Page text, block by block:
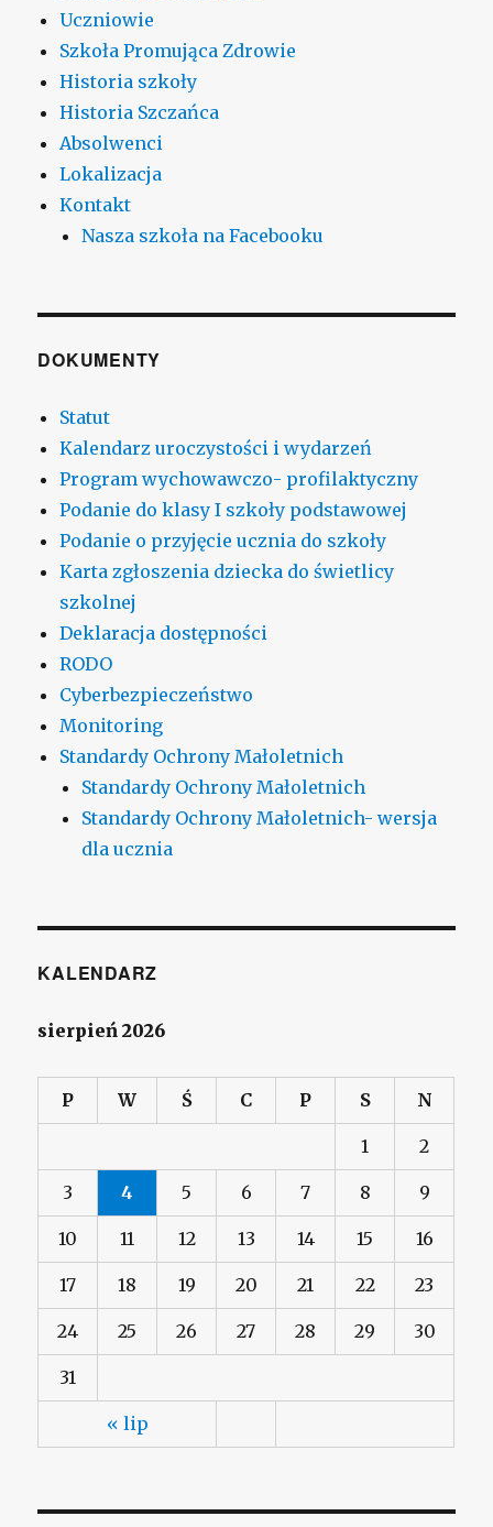
Uczniowie
Szkoła Promująca Zdrowie
Historia szkoły
Historia Szczańca
Absolwenci
Lokalizacja
Kontakt
Nasza szkoła na Facebooku
DOKUMENTY
Statut
Kalendarz uroczystości i wydarzeń
Program wychowawczo- profilaktyczny
Podanie do klasy I szkoły podstawowej
Podanie o przyjęcie ucznia do szkoły
Karta zgłoszenia dziecka do świetlicy
szkolnej
Deklaracja dostępności
RODO
Cyberbezpieczeństwo
Monitoring
Standardy Ochrony Małoletnich
Standardy Ochrony Małoletnich
Standardy Ochrony Małoletnich- wersja
dla ucznia
KALENDARZ
sierpień 2026
P W Ś C P S N
« lip
1 2
3 4 5 6 7 8 9
10 11 12 13 14 15 16
17 18 19 20 21 22 23
24 25 26 27 28 29 30
31